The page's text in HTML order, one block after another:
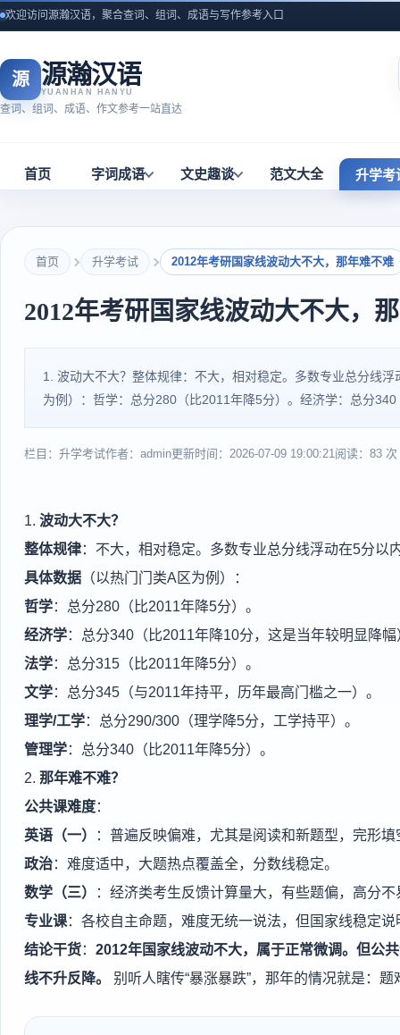
欢迎访问源瀚汉语，聚合查词、组词、成语与写作参考入口
源 源瀚汉语
YUANHAN HANYU
查词、组词、成语、作文参考一站直达
首页 字词成语 文史趣谈 范文大全 升学考
首页 升学考试 2012年考研国家线波动大不大，那年难不难
2012年考研国家线波动大不大，
1. 波动大不大？整体规律：不大，相对稳定。多数专业总分线
为例）：哲学：总分280（比2011年降5分）。经济学：总分
栏目：升学考试作者：admin更新时间：2026-07-09 19:00:21阅读：83 次
1. 波动大不大？
整体规律：不大，相对稳定。多数专业总分线浮动在5分以
具体数据 （以热门门类A区为例）：
哲学：总分280（比2011年降5分）。
经济学：总分340（比2011年降10分，这是当年较明显降幅
法学：总分315（比2011年降5分）。
文学：总分345（与2011年持平，历年最高门槛之一）。
理学/工学：总分290/300（理学降5分，工学持平）。
管理学：总分340（比2011年降5分）。
2. 那年难不难？
公共课难度：
英语（一）
：普遍反映偏难，尤其是阅读和新题型，完形
政治：难度适中，大题热点覆盖全，分数线稳定。
数学（三）
：经济类考生反馈计算量大，有些题偏，高分不
专业课：各校自主命题，难度无统一说法，但国家线稳定
结论干货： 2012年国家线波动不大，属于正常微调。但公
线不升反降。
别听人瞎传“暴涨暴跌”，那年的情况就是：